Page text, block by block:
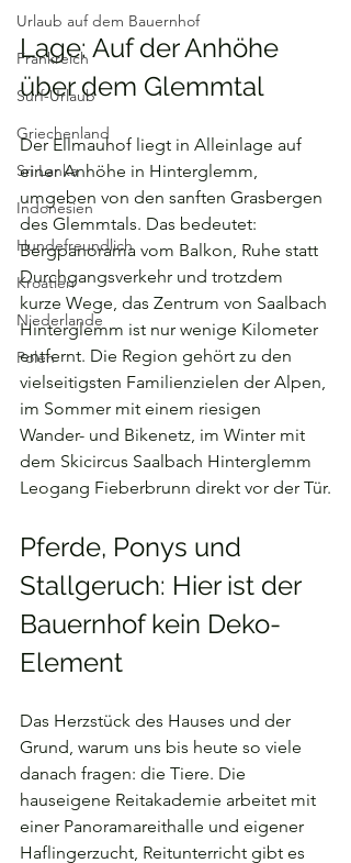
Urlaub auf dem Bauernhof
Frankreich
Surf-Urlaub
Griechenland
Sri Lanka
Indonesien
Hundefreundlich
Kroatien
Niederlande
Polen
Lage: Auf der Anhöhe
über dem Glemmtal
Der Ellmauhof liegt in Alleinlage auf
einer Anhöhe in Hinterglemm,
umgeben von den sanften Grasbergen
des Glemmtals. Das bedeutet:
Bergpanorama vom Balkon, Ruhe statt
Durchgangsverkehr und trotzdem
kurze Wege, das Zentrum von Saalbach
Hinterglemm ist nur wenige Kilometer
entfernt. Die Region gehört zu den
vielseitigsten Familienzielen der Alpen,
im Sommer mit einem riesigen
Wander- und Bikenetz, im Winter mit
dem Skicircus Saalbach Hinterglemm
Leogang Fieberbrunn direkt vor der Tür.
Pferde, Ponys und
Stallgeruch: Hier ist der
Bauernhof kein Deko-
Element
Das Herzstück des Hauses und der
Grund, warum uns bis heute so viele
danach fragen: die Tiere. Die
hauseigene Reitakademie arbeitet mit
einer Panoramareithalle und eigener
Haflingerzucht, Reitunterricht gibt es